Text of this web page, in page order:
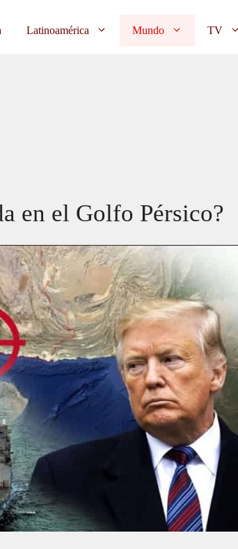
Latinoamérica Mundo TV
en el Golfo Pérsico?